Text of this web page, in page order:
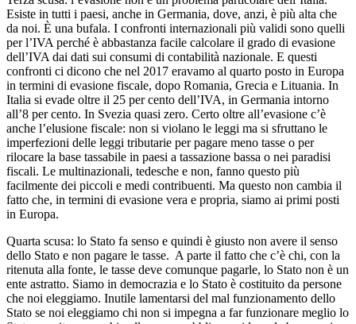
Esiste in tutti i paesi, anche in Germania, dove, anzi, è più alta che
da noi. È una bufala. I confronti internazionali più validi sono quelli
per l’IVA perché è abbastanza facile calcolare il grado di evasione
dell’IVA dai dati sui consumi di contabilità nazionale. E questi
confronti ci dicono che nel 2017 eravamo al quarto posto in Europa
in termini di evasione fiscale, dopo Romania, Grecia e Lituania. In
Italia si evade oltre il 25 per cento dell’IVA, in Germania intorno
all’8 per cento. In Svezia quasi zero. Certo oltre all’evasione c’è
anche l’elusione fiscale: non si violano le leggi ma si sfruttano le
imperfezioni delle leggi tributarie per pagare meno tasse o per
rilocare la base tassabile in paesi a tassazione bassa o nei paradisi
fiscali. Le multinazionali, tedesche e non, fanno questo più
facilmente dei piccoli e medi contribuenti. Ma questo non cambia il
fatto che, in termini di evasione vera e propria, siamo ai primi posti
in Europa.
Quarta scusa: lo Stato fa senso e quindi è giusto non avere il senso
dello Stato e non pagare le tasse. A parte il fatto che c’è chi, con la
ritenuta alla fonte, le tasse deve comunque pagarle, lo Stato non è un
ente astratto. Siamo in democrazia e lo Stato è costituito da persone
che noi eleggiamo. Inutile lamentarsi del mal funzionamento dello
Stato se noi eleggiamo chi non si impegna a far funzionare meglio lo